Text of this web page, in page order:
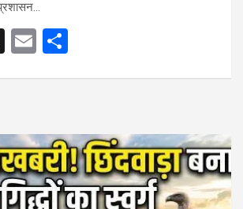
X
E